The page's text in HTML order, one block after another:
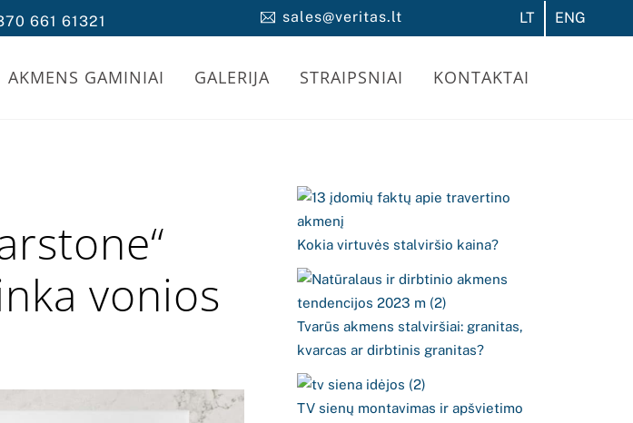
661 61321 sales@veritas.lt LT ENG
AKMENS GAMINIAI GALERIJA STRAIPSNIAI KONTAKTAI
vonios
Kokia virtuvės stalviršio kaina?
Tvarūs akmens stalviršiai: granitas,
kvarcas ar dirbtinis granitas?
TV sienų montavimas ir apšvietimo